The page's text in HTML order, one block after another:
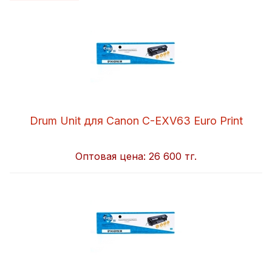
Drum Unit для Canon C-EXV63 Euro Print
Оптовая цена: 26 600 тг.